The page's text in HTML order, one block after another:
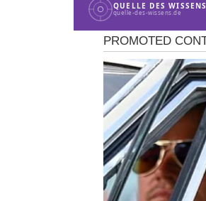
QUELLE DES WISSENS
quelle-des-wissens.de